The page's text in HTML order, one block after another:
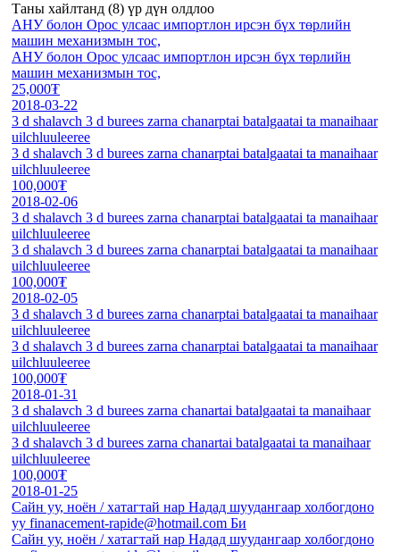
Таны хайлтанд (8) үр дүн олдлоо
АНУ болон Орос улсаас импортлон ирсэн бүх төрлийн
машин механизмын тос,
АНУ болон Орос улсаас импортлон ирсэн бүх төрлийн
машин механизмын тос,
25,000₮
2018-03-22
3 d shalavch 3 d burees zarna chanarptai batalgaatai ta manaihaar
uilchluuleeree
3 d shalavch 3 d burees zarna chanarptai batalgaatai ta manaihaar
uilchluuleeree
100,000₮
2018-02-06
3 d shalavch 3 d burees zarna chanarptai batalgaatai ta manaihaar
uilchluuleeree
3 d shalavch 3 d burees zarna chanarptai batalgaatai ta manaihaar
uilchluuleeree
100,000₮
2018-02-05
3 d shalavch 3 d burees zarna chanarptai batalgaatai ta manaihaar
uilchluuleeree
3 d shalavch 3 d burees zarna chanarptai batalgaatai ta manaihaar
uilchluuleeree
100,000₮
2018-01-31
3 d shalavch 3 d burees zarna chanartai batalgaatai ta manaihaar
uilchluuleeree
3 d shalavch 3 d burees zarna chanartai batalgaatai ta manaihaar
uilchluuleeree
100,000₮
2018-01-25
Сайн уу, ноён / хатагтай нар Надад шуудангаар холбогдоно
уу finanacement-rapide@hotmail.com Би
Сайн уу, ноён / хатагтай нар Надад шуудангаар холбогдоно